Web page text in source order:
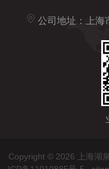
公司地址：上海
Copyright © 2026 上海湖